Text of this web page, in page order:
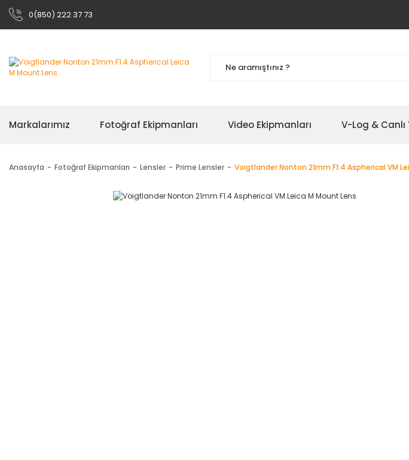
0(850) 222 37 73
Markalarımız Fotoğraf Ekipmanları Video Ekipmanları V-Log & Canlı
Anasayfa Fotoğraf Ekipmanları Lensler Prime Lensler Voigtlander Nonton 21mm F1.4 Aspherical VM